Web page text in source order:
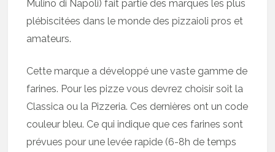
Mulino di Napoli) fait partie des marques les plus
plébiscitées dans le monde des pizzaioli pros et
amateurs.
Cette marque a développé une vaste gamme de
farines. Pour les pizze vous devrez choisir soit la
Classica ou la Pizzeria. Ces dernières ont un code
couleur bleu. Ce qui indique que ces farines sont
prévues pour une levée rapide (6-8h de temps